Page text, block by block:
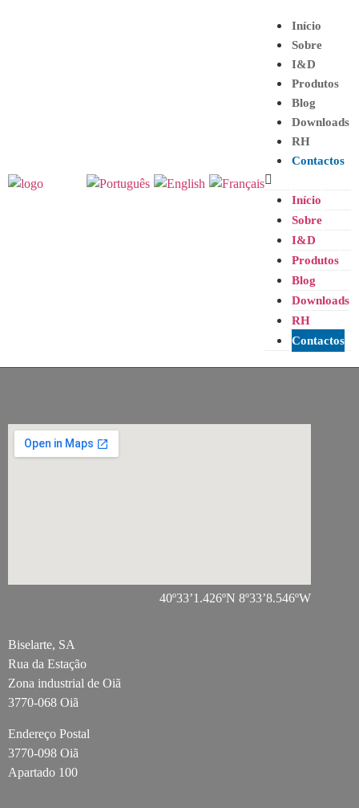
Início
Sobre
I&D
Produtos
Blog
Downloads
RH
Contactos
Início
Sobre
I&D
Produtos
Blog
Downloads
RH
Contactos
40º33’1.426ºN 8º33’8.546ºW
Biselarte, SA
Rua da Estação
Zona industrial de Oiã
3770-068 Oiã
Endereço Postal
3770-098 Oiã
Apartado 100